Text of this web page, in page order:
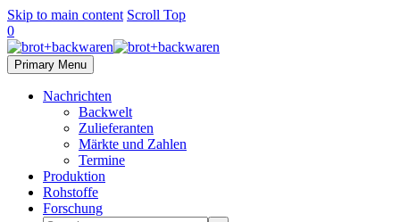
Skip to main content Scroll Top
0
Primary Menu
Nachrichten
Backwelt
Zulieferanten
Märkte und Zahlen
Termine
Produktion
Rohstoffe
Forschung